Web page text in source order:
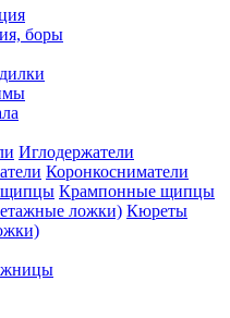
боры
Иглодержатели
Коронкосниматели
Крампонные щипцы
Кюреты